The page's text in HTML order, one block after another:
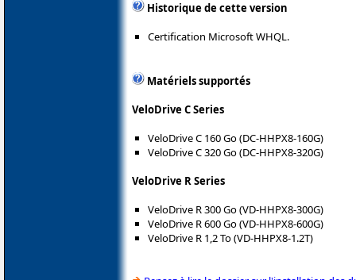
Historique de cette version
Certification Microsoft WHQL.
Matériels supportés
VeloDrive C Series
VeloDrive C 160 Go (DC-HHPX8-160G)
VeloDrive C 320 Go (DC-HHPX8-320G)
VeloDrive R Series
VeloDrive R 300 Go (VD-HHPX8-300G)
VeloDrive R 600 Go (VD-HHPX8-600G)
VeloDrive R 1,2 To (VD-HHPX8-1.2T)